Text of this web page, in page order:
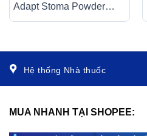
Adapt Stoma Powder
Hệ thống Nhà thuốc
MUA NHANH TẠI SHOPEE: